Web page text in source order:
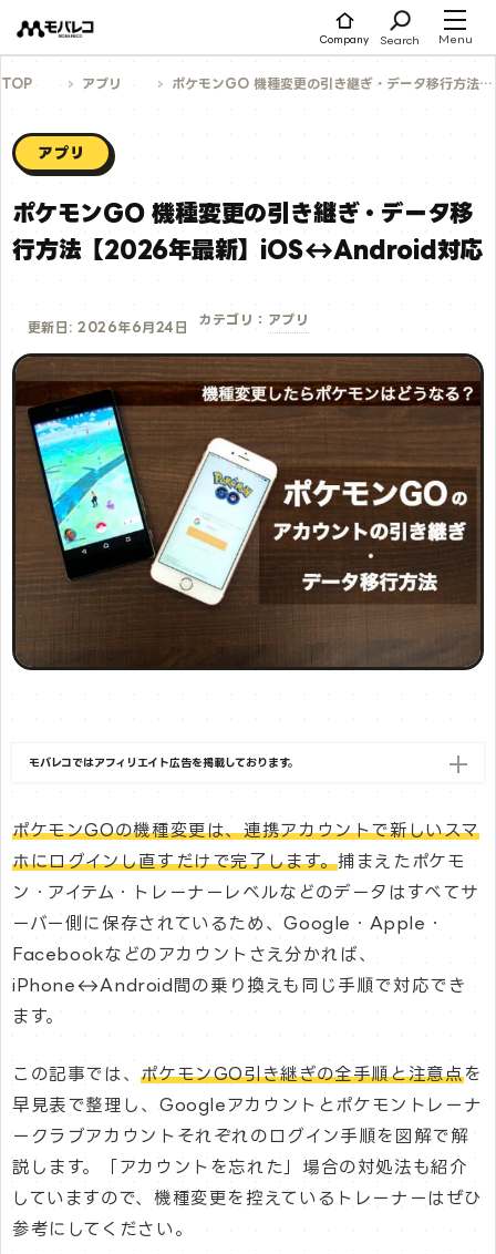
ツ
ス
Company Search Menu
TOP アプリ ポケモンGO 機種変更の引き継ぎ・データ移行方法【2026年最新】iOS↔Android対応
アプリ
ポケモンGO 機種変更の引き継ぎ・データ移
行方法【2026年最新】iOS↔Android対応
更新日: 2026年6月24日
カテゴリ： アプリ
モバレコではアフィリエイト広告を掲載しております。
ポケモンGOの機種変更は、連携アカウントで新しいスマ
ホにログインし直すだけで完了します。捕まえたポケモ
ン・アイテム・トレーナーレベルなどのデータはすべてサ
ーバー側に保存されているため、Google・Apple・
Facebookなどのアカウントさえ分かれば、
iPhone↔Android間の乗り換えも同じ手順で対応でき
ます。
この記事では、ポケモンGO引き継ぎの全手順と注意点を
早見表で整理し、Googleアカウントとポケモントレーナ
ークラブアカウントそれぞれのログイン手順を図解で解
説します。「アカウントを忘れた」場合の対処法も紹介
していますので、機種変更を控えているトレーナーはぜひ
参考にしてください。